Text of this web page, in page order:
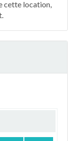
cette location,